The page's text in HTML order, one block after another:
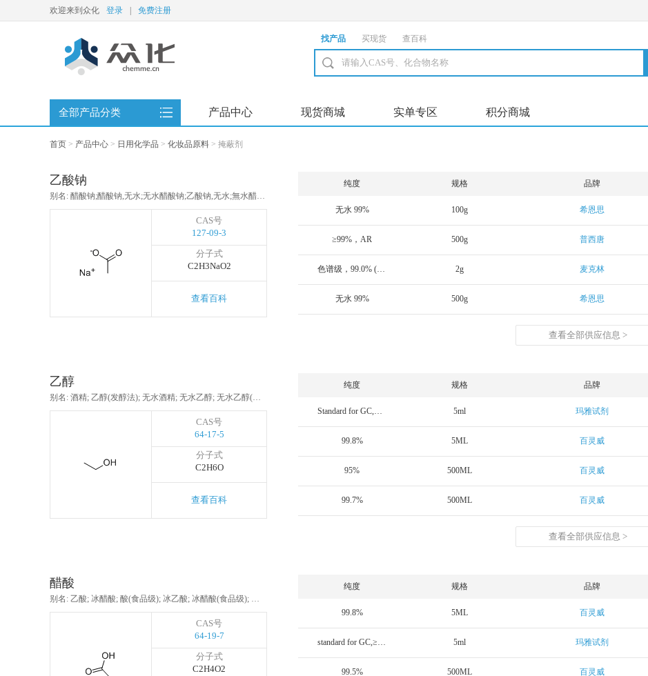
欢迎来到众化 登录 免费注册
找产品 买现货 查百科
全部产品分类 产品中心 现货商城 实单专区 积分商城
首页 > 产品中心 > 日用化学品 > 化妆品原料 > 掩蔽剂
乙酸钠
别名: 醋酸钠;醋酸钠,无水;无水醋酸钠;乙酸钠,无水;無水醋酸鈉;无水乙酸钠
CAS号
127-09-3
分子式
C2H3NaO2
查看百科
纯度 规格 品牌
无水 99% 100g 希恩思
≥99%，AR 500g 普西唐
色谱级，99.0% (NT) 2g 麦克林
无水 99% 500g 希恩思
查看全部供应信息 >
乙醇
别名: 酒精; 乙醇(发醇法); 无水酒精; 无水乙醇; 无水乙醇(药用); 绝对酒精; 95%乙醇; 酒精95%; 食用酒精; 食用乙醇; 变性乙醇; 调香级食用酒精
CAS号
64-17-5
分子式
C2H6O
查看百科
纯度 规格 品牌
Standard for GC,>99.9% 5ml 玛雅试剂
99.8% 5ML 百灵威
95% 500ML 百灵威
99.7% 500ML 百灵威
查看全部供应信息 >
醋酸
别名: 乙酸; 冰醋酸; 酸(食品级); 冰乙酸; 冰醋酸(食品级); 乙酸,无水; 醋酸(食品级); 乙酸,36%; 醋酸,36%
CAS号
64-19-7
分子式
C2H4O2
纯度 规格 品牌
99.8% 5ML 百灵威
standard for GC,≥99.5%(GC) 5ml 玛雅试剂
99.5% 500ML 百灵威